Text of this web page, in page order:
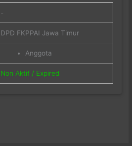
-
DPD FKPPAI Jawa Timur
Anggota
Non Aktif / Expired